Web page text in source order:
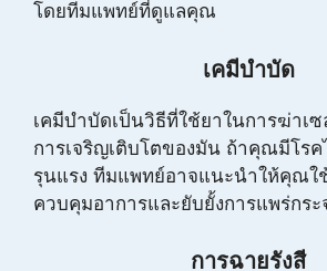
โดยทีมแพทย์ที่ดูแลคุณ
เคมีบำบัด
เคมีบำบัดเป็นวิธีที่ใช้ยาในการฆ่าเซ
การเจริญเติบโตของมัน ถ้าคุณมีโรค
รุนแรง ทีมแพทย์อาจแนะนำให้คุณใ
ควบคุมอาการและยับยั้งการแพร่กระ
การฉายรังสี